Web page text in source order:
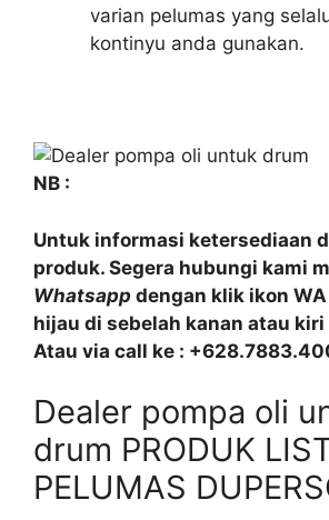
varian pelumas yang
kontinyu anda gunakan.
NB :
Untuk informasi ketersediaan
produk. Segera hubungi kami
Whatsapp dengan klik ikon
hijau di sebelah kanan atau kiri
Atau via call ke :
Dealer pompa oli
drum PRODUK
PELUMAS